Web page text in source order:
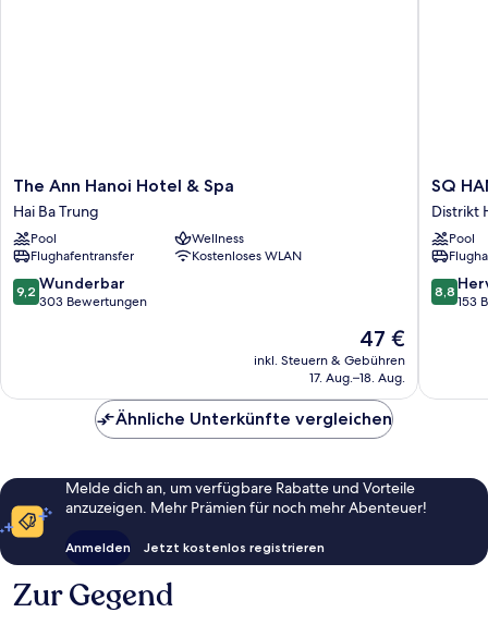
The
Ann
Hanoi
Hotel
&
Spa
Hai
The Ann Hanoi Hotel & Spa
Hai Ba Trung
Pool
Wellness
Flughafentransfer
Kostenloses WLAN
9.2
von
9,2 Wunderbar
303 Bewertungen
Der
Preis
beträgt
47 €
inkl. Steuern & Gebühren
17. Aug.–18. Aug.
SQ
HANG
GAI
HOTEL
&
SPA
Distrikt
SQ
Distrikt
Pool
8.8
von
8,8
153
Ähnliche Unterkünfte vergleichen
Melde dich an, um verfügbare Rabatte und Vorteile
anzuzeigen. Mehr Prämien für noch mehr Abenteuer!
Anmelden Jetzt kostenlos registrieren
Zur Gegend